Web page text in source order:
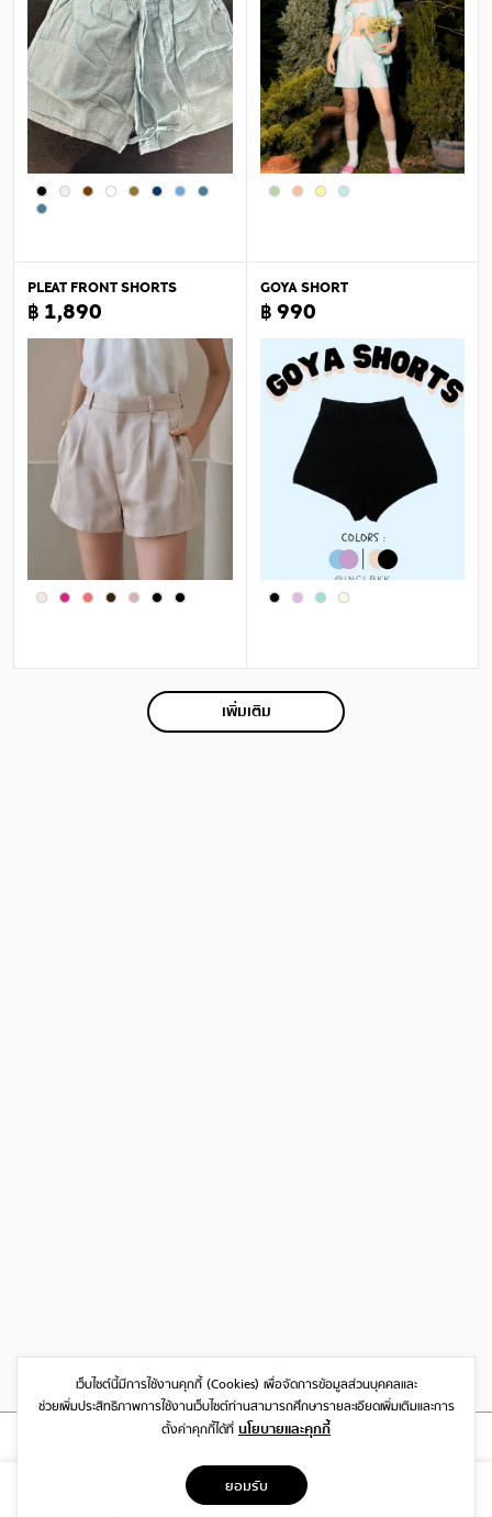
PLEAT FRONT SHORTS
฿ 1,890
GOYA SHORT
฿ 990
เพิ่มเติม
1999/26 โครงการ DISTRICT SRIWARA ถ.ศรีวรา พลับพลา วังทองหลาง
เว็บไซต์นี้มีการใช้งานคุกกี้ (Cookies) เพื่อจัดการข้อมูลส่วนบุคคลและ
ช่วยเพิ่มประสิทธิภาพการใช้งานเว็บไซต์ท่านสามารถศึกษารายละเอียดเพิ่มเติมและการ
ตั้งค่าคุกกี้ได้ที่ นโยบายและคุกกี้
ยอมรับ